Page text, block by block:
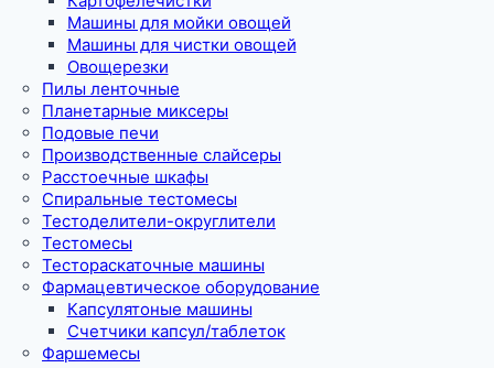
Машины для мойки овощей
Машины для чистки овощей
Овощерезки
Пилы ленточные
Планетарные миксеры
Подовые печи
Производственные слайсеры
Расстоечные шкафы
Спиральные тестомесы
Тестоделители-округлители
Тестомесы
Тестораскаточные машины
Фармацевтическое оборудование
Капсулятоные машины
Счетчики капсул/таблеток
Фаршемесы